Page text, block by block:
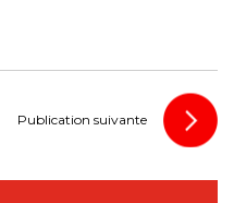
Publication suivante